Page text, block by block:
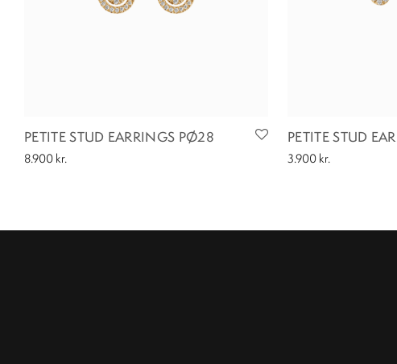
PETITE STUD EARRINGS PØ28
8.900 kr.
PETITE STUD
3.900 kr.